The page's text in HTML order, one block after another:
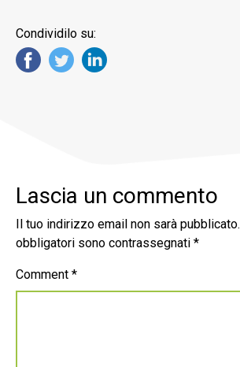
Condividilo su:
Lascia un commento
Il tuo indirizzo email non sarà pubblicato.
obbligatori sono contrassegnati *
Comment *